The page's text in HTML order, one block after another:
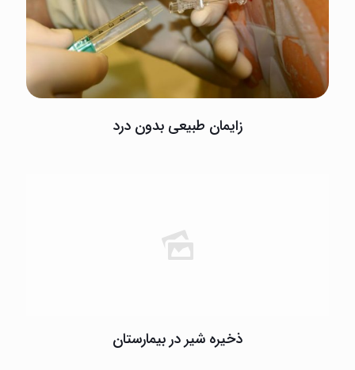
زایمان طبیعی بدون درد
ذخیره شیر در بیمارستان